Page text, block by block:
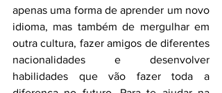
apenas uma forma de aprender um novo
idioma, mas também de mergulhar em
outra cultura, fazer amigos de diferentes
nacionalidades e desenvolver
habilidades que vão fazer toda a